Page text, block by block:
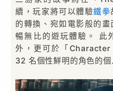
續，玩家將可以體驗鐵拳
的轉換、宛如電影般的
暢無比的遊玩體驗。 此
外，更可於「
32 名個性鮮明的角色的個